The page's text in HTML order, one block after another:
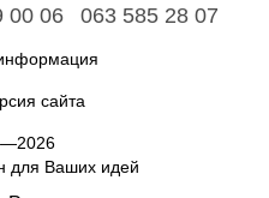
00 06 063 585 28 07
сайта
для Ваших идей